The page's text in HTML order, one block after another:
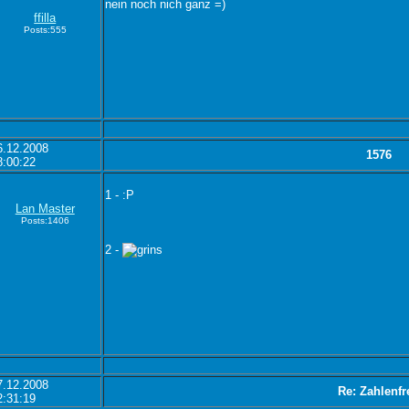
ffilla
Posts:555
nein noch nich ganz =)
1576
Lan Master
Posts:1406
1 - :P
2 -
Re: